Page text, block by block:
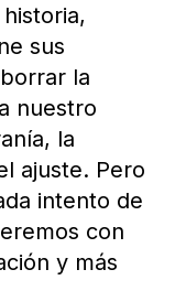
sus
la
nuestro
la
ajuste. Pero
intento de
con
y más